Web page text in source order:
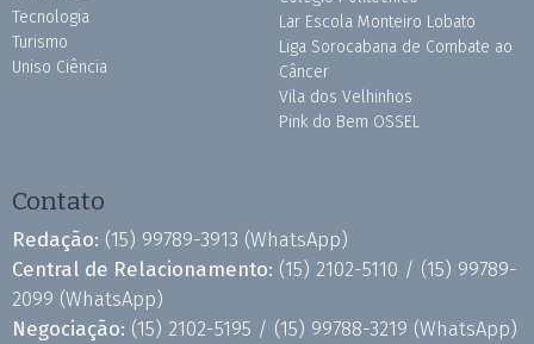
Tecnologia
Turismo
Uniso Ciência
Lar Escola Monteiro Lobato
Liga Sorocabana de Combate ao
Câncer
Vila dos Velhinhos
Pink do Bem OSSEL
Contato
Redação: (15) 99789-3913 (WhatsApp)
Central de Relacionamento: (15) 2102-5110 / (15) 99789-
2099 (WhatsApp)
Negociação: (15) 2102-5195 / (15) 99788-3219 (WhatsApp)